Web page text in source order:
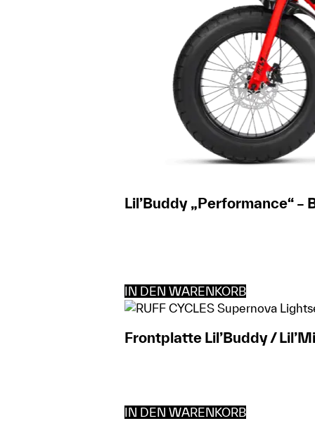
Lil’Buddy „Performance“ –
IN DEN WARENKORB
Frontplatte Lil’Buddy /
IN DEN WARENKORB